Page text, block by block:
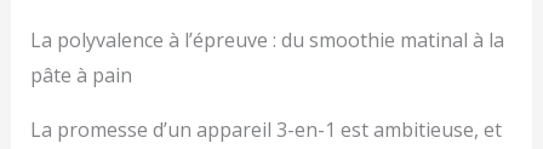
à écraser/hacher, lame à
lames Hybrid Edge Les
dimensions sont : H :
La polyvalence à l’épreuve : du smoothie matinal à la
pâte à pain
La promesse d’un appareil 3-en-1 est ambitieuse, et